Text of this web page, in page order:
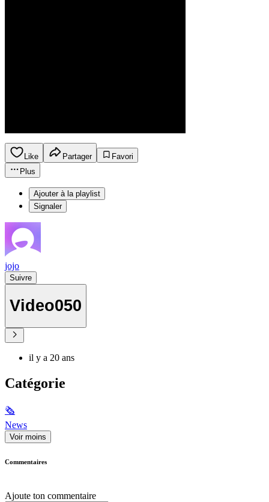
Like Partager
Favori
Plus
Ajouter à la playlist
Signaler
jojo
Suivre
Video050
il y a 20 ans
Catégorie
🗞
News
Voir moins
Commentaires
Ajoute ton commentaire